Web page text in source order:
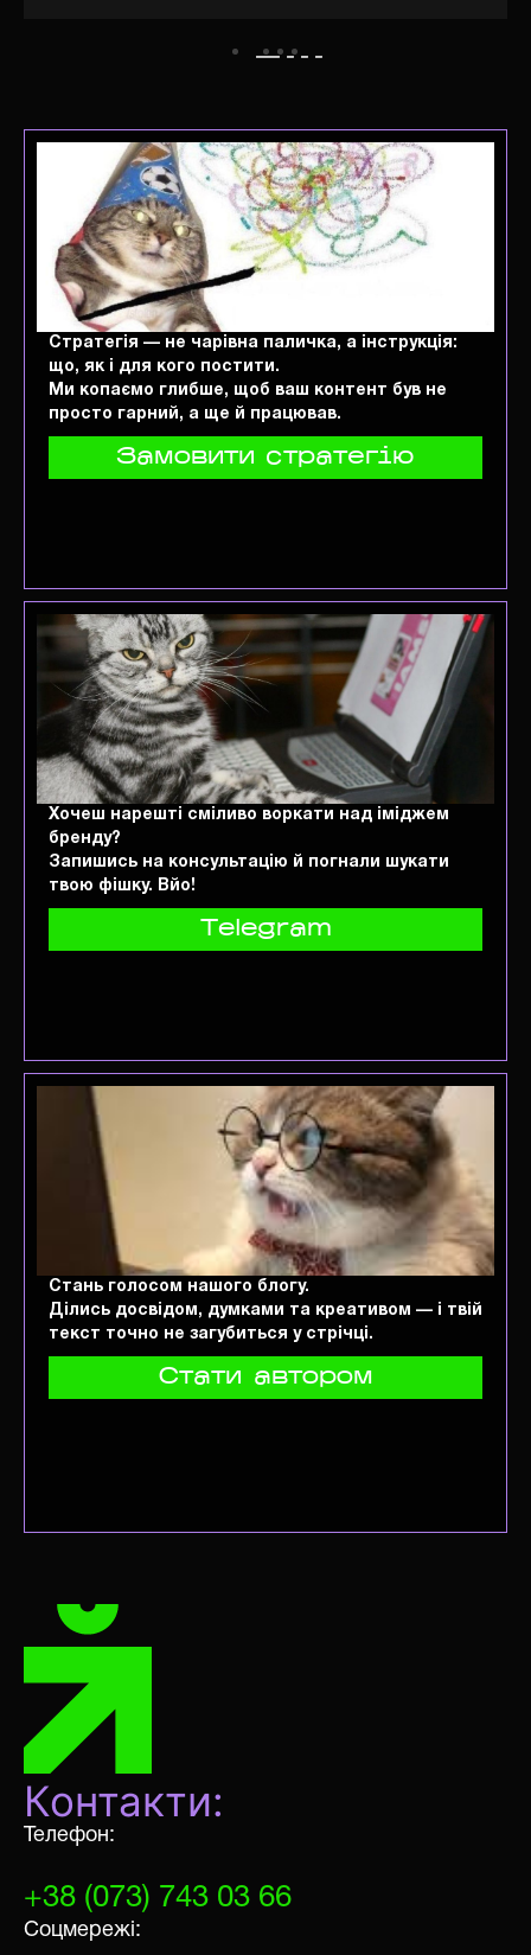
Стань голосом нашого блогу.
Ділись досвідом, думками та креативом — і твій
текст точно не загубиться у стрічці.
Стати автором
Хочеш нарешті сміливо воркати над іміджем
бренду?
Запишись на консультацію й погнали шукати
твою фішку. Вйо!
Telegram
Стратегія — не чарівна паличка, а інструкція:
що, як і для кого постити.
Ми копаємо глибше, щоб ваш контент був не
просто гарний, а ще й працював.
Замовити стратегію
Контакти:
Телефон:
+38 (073) 743 03 66
Соцмережі: